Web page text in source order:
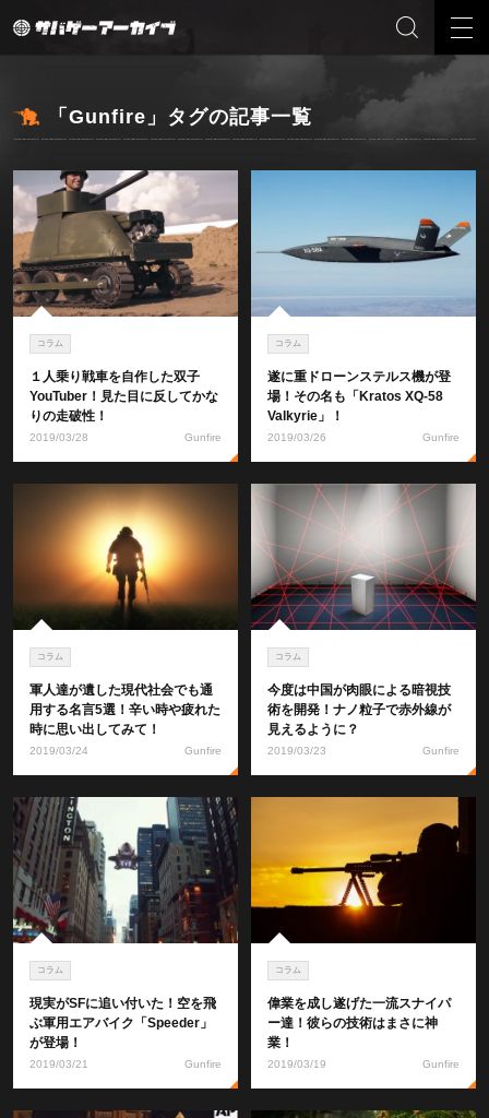
「Gunfire」タグの記事一覧
コラム
１人乗り戦車を自作した双子
YouTuber！見た目に反してかな
りの走破性！
2019/03/28 Gunfire
コラム
遂に重ドローンステルス機が登
場！その名も「Kratos XQ-58
Valkyrie」！
2019/03/26 Gunfire
コラム
軍人達が遺した現代社会でも通
用する名言5選！辛い時や疲れた
時に思い出してみて！
2019/03/24 Gunfire
コラム
今度は中国が肉眼による暗視技
術を開発！ナノ粒子で赤外線が
見えるように？
2019/03/23 Gunfire
コラム
現実がSFに追い付いた！空を飛
ぶ軍用エアバイク「Speeder」
が登場！
2019/03/21 Gunfire
コラム
偉業を成し遂げた一流スナイパ
ー達！彼らの技術はまさに神
業！
2019/03/19 Gunfire